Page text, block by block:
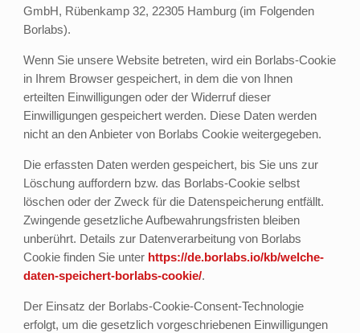
GmbH, Rübenkamp 32, 22305 Hamburg (im Folgenden
Borlabs).
Wenn Sie unsere Website betreten, wird ein Borlabs-Cookie
in Ihrem Browser gespeichert, in dem die von Ihnen
erteilten Einwilligungen oder der Widerruf dieser
Einwilligungen gespeichert werden. Diese Daten werden
nicht an den Anbieter von Borlabs Cookie weitergegeben.
Die erfassten Daten werden gespeichert, bis Sie uns zur
Löschung auffordern bzw. das Borlabs-Cookie selbst
löschen oder der Zweck für die Datenspeicherung entfällt.
Zwingende gesetzliche Aufbewahrungsfristen bleiben
unberührt. Details zur Datenverarbeitung von Borlabs
Cookie finden Sie unter https://de.borlabs.io/kb/welche-
daten-speichert-borlabs-cookie/.
Der Einsatz der Borlabs-Cookie-Consent-Technologie
erfolgt, um die gesetzlich vorgeschriebenen Einwilligungen